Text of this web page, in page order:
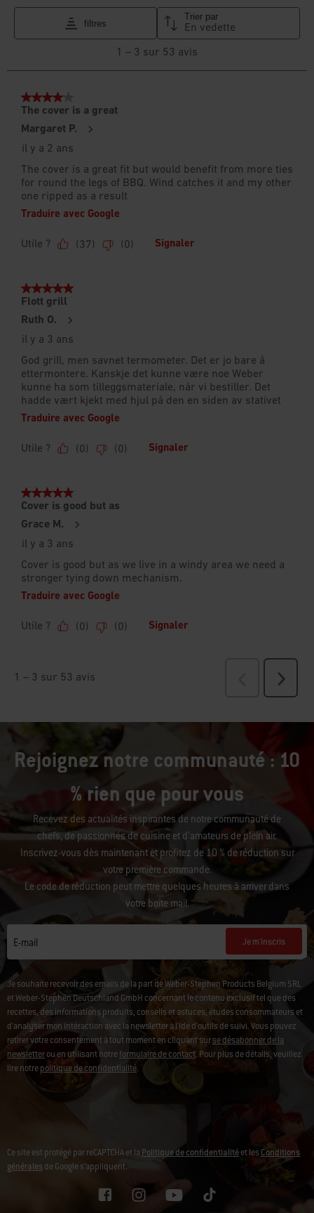
Rejoignez notre communauté : 10
% rien que pour vous
Recevez des actualités inspirantes de notre communauté de
chefs, de passionnés de cuisine et d’amateurs de plein air.
Inscrivez-vous dès maintenant et profitez de 10 % de réduction sur
votre première commande.
Le code de réduction peut mettre quelques heures à arriver dans
votre boîte mail.
E-mail Je m'inscris
Je souhaite recevoir des emails de la part de Weber-Stephen Products Belgium SRL
et Weber-Stephen Deutschland GmbH concernant le contenu exclusif tel que des
recettes, des informations produits, conseils et astuces, études consommateurs et
d'analyser mon intéraction avec la newsletter à l'ide d'outils de suivi. Vous pouvez
retirer votre consentement à tout moment en cliquant surse désabonner de la
newsletterou en utilisant notreformulaire de contact
. Pour plus de détails, veuillez
lire notre
politique de confidentialité
Ce site est protégé par reCAPTCHA et la
Conditions